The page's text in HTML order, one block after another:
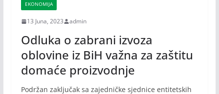
EKONOMIJA
13 Juna, 2023 admin
Odluka o zabrani izvoza
oblovine iz BiH važna za zaštitu
domaće proizvodnje
Podržan zaključak sa zajedničke sjednice entitetskih